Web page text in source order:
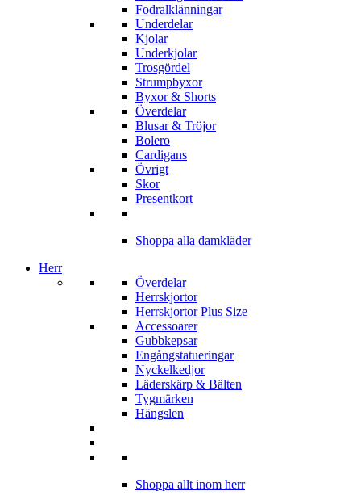
Fodralklänningar
Underdelar
Kjolar
Underkjolar
Trosgördel
Strumpbyxor
Byxor & Shorts
Överdelar
Blusar & Tröjor
Bolero
Cardigans
Övrigt
Skor
Presentkort
Shoppa alla damkläder
Herr
Överdelar
Herrskjortor
Herrskjortor Plus Size
Accessoarer
Gubbkepsar
Engångstatueringar
Nyckelkedjor
Läderskärp & Bälten
Tygmärken
Hängslen
Shoppa allt inom herr